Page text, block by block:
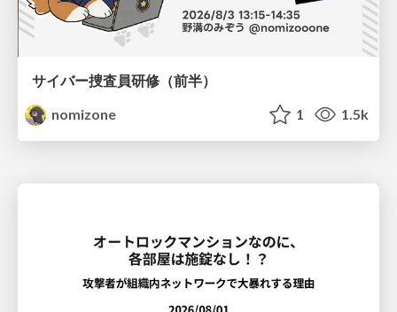
サイバー捜査員研修（前半）
nomizone
1 1.5k